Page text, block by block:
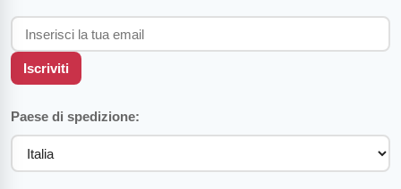
Iscriviti
Paese di spedizione: